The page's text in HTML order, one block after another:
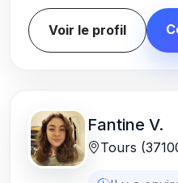
Voir le profil
Fantine V.
Tours